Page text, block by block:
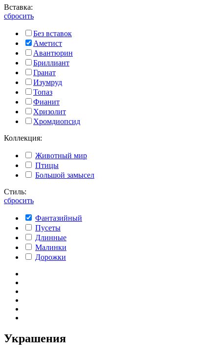
Вставка:
сбросить
Без вставок
Аметист
Авантюрин
Бриллиант
Гранат
Изумруд
Топаз
Фианит
Хризолит
Хромдиопсид
Коллекция:
Животный мир
Птицы
Большой замысел
Стиль:
сбросить
Фантазийный
Пусеты
Длинные
Малинки
Дорожки
Украшения